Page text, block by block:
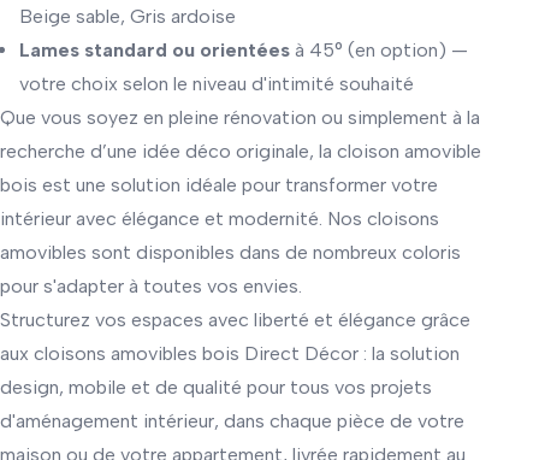
Beige sable, Gris ardoise
Lames standard ou orientées à 45° (en option) —
votre choix selon le niveau d'intimité souhaité
Que vous soyez en pleine rénovation ou simplement à la
recherche d’une idée déco originale, la cloison amovible
bois est une solution idéale pour transformer votre
intérieur avec élégance et modernité. Nos cloisons
amovibles sont disponibles dans de nombreux coloris
pour s'adapter à toutes vos envies.
Structurez vos espaces avec liberté et élégance grâce
aux cloisons amovibles bois Direct Décor : la solution
design, mobile et de qualité pour tous vos projets
d'aménagement intérieur, dans chaque pièce de votre
maison ou de votre appartement, livrée rapidement au